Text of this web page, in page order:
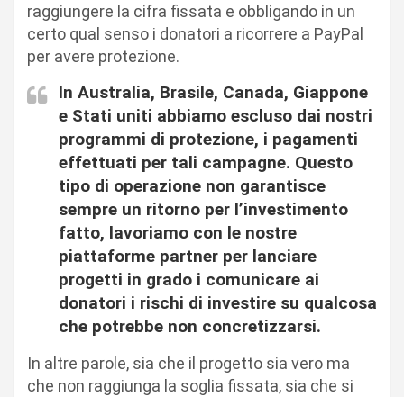
raggiungere la cifra fissata e obbligando in un
certo qual senso i donatori a ricorrere a PayPal
per avere protezione.
In Australia, Brasile, Canada, Giappone
e Stati uniti abbiamo escluso dai nostri
programmi di protezione, i pagamenti
effettuati per tali campagne. Questo
tipo di operazione non garantisce
sempre un ritorno per l’investimento
fatto, lavoriamo con le nostre
piattaforme partner per lanciare
progetti in grado i comunicare ai
donatori i rischi di investire su qualcosa
che potrebbe non concretizzarsi.
In altre parole, sia che il progetto sia vero ma
che non raggiunga la soglia fissata, sia che si